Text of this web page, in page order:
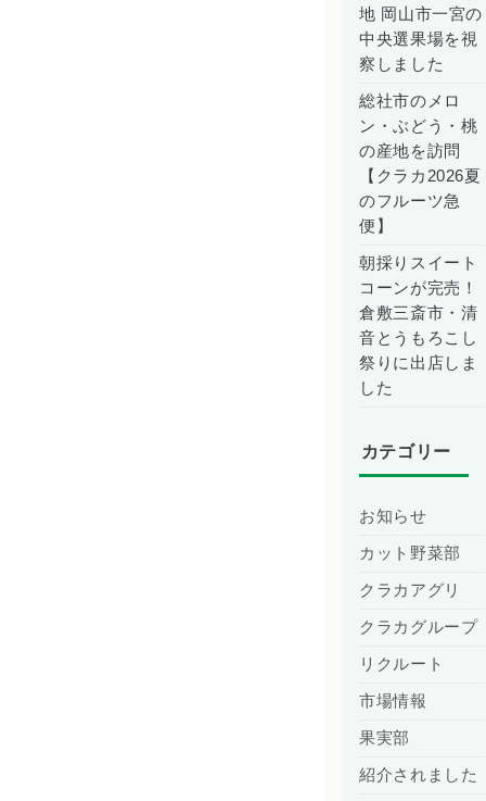
地 岡山市一宮の
中央選果場を視
察しました
総社市のメロ
ン・ぶどう・桃
の産地を訪問
【クラカ2026夏
のフルーツ急
便】
朝採りスイート
コーンが完売！
倉敷三斎市・清
音とうもろこし
祭りに出店しま
した
カテゴリー
お知らせ
カット野菜部
クラカアグリ
クラカグループ
リクルート
市場情報
果実部
紹介されました